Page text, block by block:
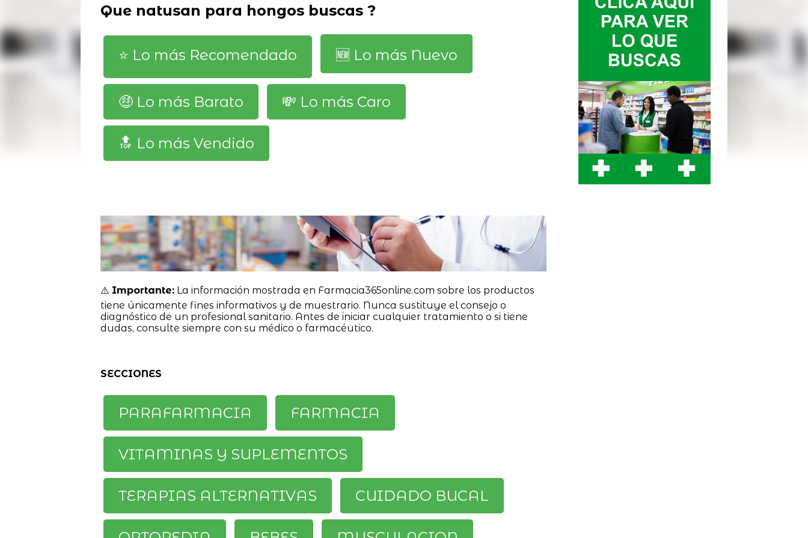
Que natusan para hongos buscas ?
⭐️ Lo más Recomendado 🆕️ Lo más Nuevo
🤑 Lo más Barato 💸 Lo más Caro
🔝 Lo más Vendido
⚠️ Importante:La información mostrada en Farmacia365online.com sobre los productos
tiene únicamente fines informativos y de muestrario. Nunca sustituye el consejo o
diagnóstico de un profesional sanitario. Antes de iniciar cualquier tratamiento o si tiene
dudas, consulte siempre con su médico o farmacéutico.
SECCIONES
PARAFARMACIA FARMACIA
VITAMINAS Y SUPLEMENTOS
TERAPIAS ALTERNATIVAS CUIDADO BUCAL